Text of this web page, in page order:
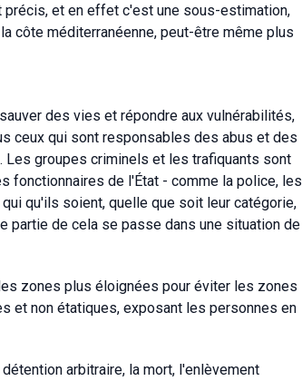
et en effet c'est une sous-estimation,
côte méditerranéenne, peut-être même plus
des vies et répondre aux vulnérabilités,
ceux qui sont responsables des abus et des
groupes criminels et les trafiquants sont
fonctionnaires de l'État - comme la police, les
qu'ils soient, quelle que soit leur catégorie,
partie de cela se passe dans une situation de
zones plus éloignées pour éviter les zones
et non étatiques, exposant les personnes en
arbitraire, la mort, l'enlèvement